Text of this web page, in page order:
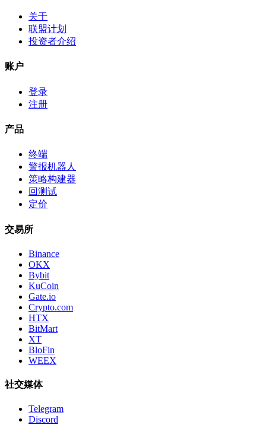
关于
联盟计划
投资者介绍
账户
登录
注册
产品
终端
警报机器人
策略构建器
回测试
定价
交易所
Binance
OKX
Bybit
KuCoin
Gate.io
Crypto.com
HTX
BitMart
XT
BloFin
WEEX
社交媒体
Telegram
Discord